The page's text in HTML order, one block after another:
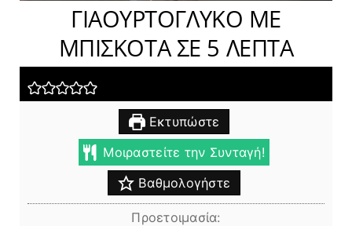
ΓΙΑΟΥΡΤΟΓΛΥΚΟ ΜΕ
ΜΠΙΣΚΟΤΑ ΣΕ 5 ΛΕΠΤΑ
Εκτυπώστε
Μοιραστείτε την Συνταγή!
Βαθμολογήστε
Προετοιμασία: